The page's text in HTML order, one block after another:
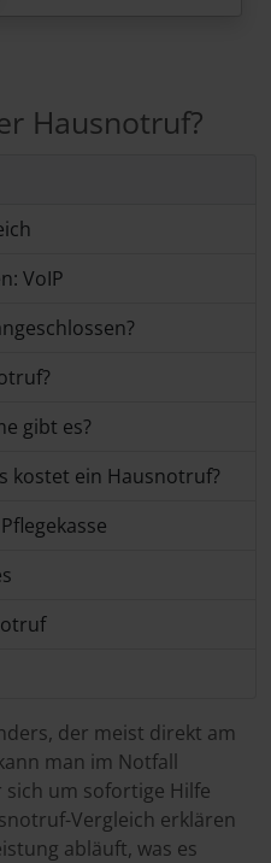
Hausnotruf?
VoIP
gibt es?
kostet ein Hausnotruf?
der meist direkt am
man im Notfall
um sofortige Hilfe
Vergleich erklären
abläuft, was es